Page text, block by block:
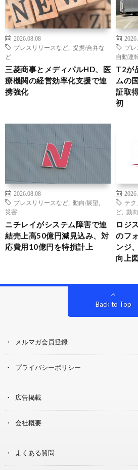
2026.08.08
プレスリリースなど
提携/合弁な
ど
三菱商事とメディパルHD、医
療機関の経営効率化支援で連
携強化
プレ
自動運
T2が
ムの
証取
初
2026.08.08
プレスリリースなど
動向/展望
災害
ニチレイがシステム障害で連
結売上高50億円減見込み、対
応費用10億円を特損計上
テク
ど
動
ロジ
のフ
ンジ
向上
Back to Top
メルマガ会員登録
プライバシーポリシー
広告掲載
会社概要
よくある質問